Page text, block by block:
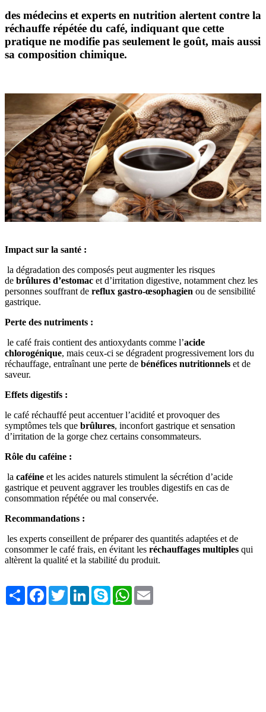
des médecins et experts en nutrition alertent contre la
réchauffe répétée du café, indiquant que cette
pratique ne modifie pas seulement le goût, mais aussi
sa composition chimique.
Impact sur la santé :
la dégradation des composés peut augmenter les risques
de brûlures d’estomac et d’irritation digestive, notamment chez les
personnes souffrant de reflux gastro-œsophagien ou de sensibilité
gastrique.
Perte des nutriments :
le café frais contient des antioxydants comme l’acide
chlorogénique, mais ceux-ci se dégradent progressivement lors du
réchauffage, entraînant une perte de bénéfices nutritionnels et de
saveur.
Effets digestifs :
le café réchauffé peut accentuer l’acidité et provoquer des
symptômes tels que brûlures, inconfort gastrique et sensation
d’irritation de la gorge chez certains consommateurs.
Rôle du caféine :
la caféine et les acides naturels stimulent la sécrétion d’acide
gastrique et peuvent aggraver les troubles digestifs en cas de
consommation répétée ou mal conservée.
Recommandations :
les experts conseillent de préparer des quantités adaptées et de
consommer le café frais, en évitant les réchauffages multiples qui
altèrent la qualité et la stabilité du produit.
Share FacebookTwitterLinkedInSkype WhatsApp